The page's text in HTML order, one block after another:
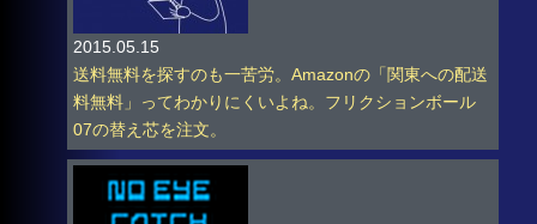
2015.05.15
送料無料を探すのも一苦労。Amazonの「関東への配送
料無料」ってわかりにくいよね。フリクションボール
07の替え芯を注文。